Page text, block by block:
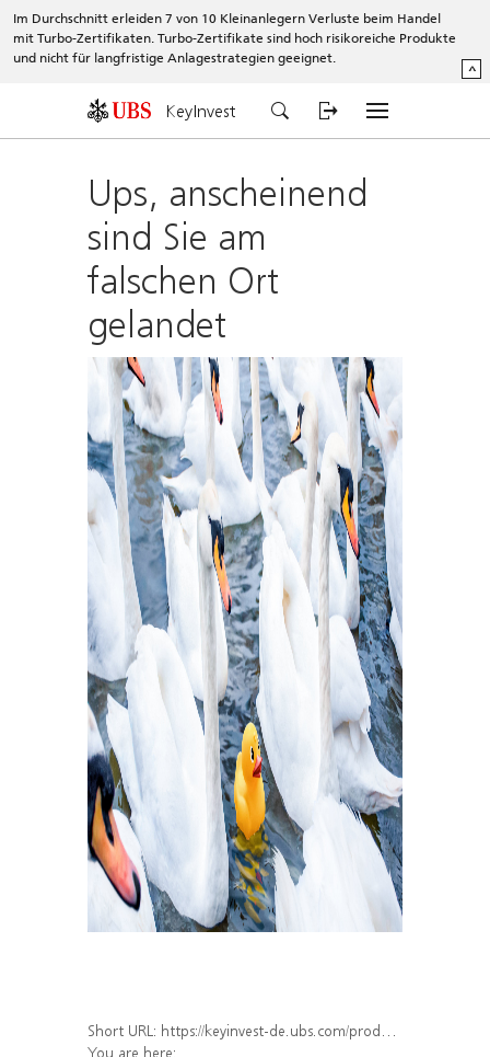
Im Durchschnitt erleiden 7 von 10 Kleinanlegern Verluste beim Handel
mit Turbo-Zertifikaten. Turbo-Zertifikate sind hoch risikoreiche Produkte
und nicht für langfristige Anlagestrategien geeignet.
^
KeyInvest
Ups, anscheinend
sind Sie am
falschen Ort
gelandet
Short URL: https://keyinvest-de.ubs.com/produkt/detail/index/isin/DE000WA7LTL0
You are here: